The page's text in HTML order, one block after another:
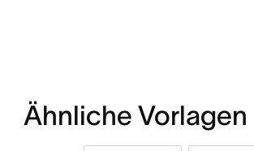
Ähnliche Vorlagen